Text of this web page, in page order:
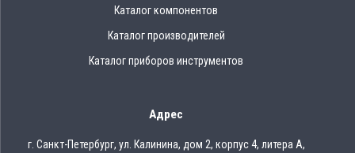
Каталог компонентов
Каталог производителей
Каталог приборов инструментов
Адрес
г. Санкт-Петербург, ул. Калинина, дом 2, корпус 4, литера А,